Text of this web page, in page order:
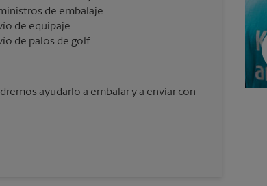
de embalaje
de equipaje
de palos de golf
ayudarlo a embalar y a enviar con